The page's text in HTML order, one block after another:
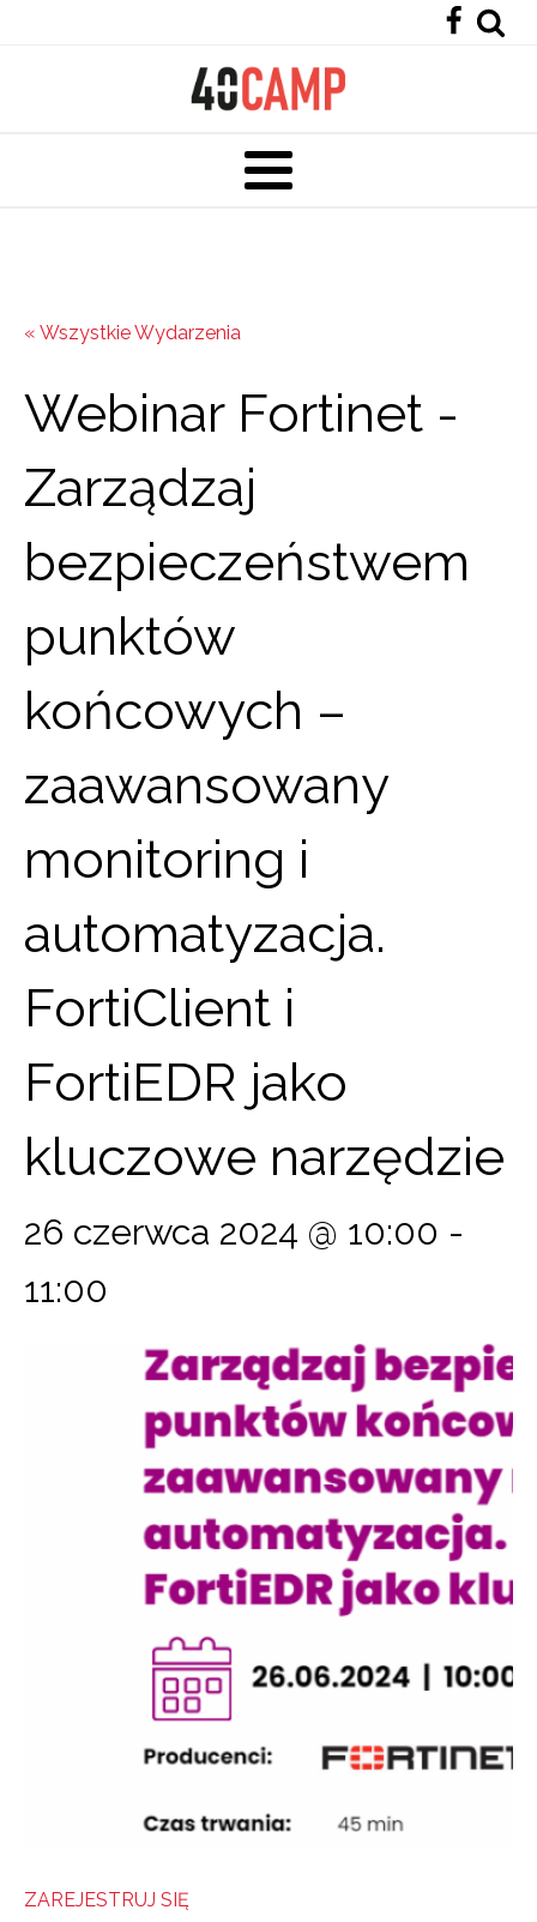
« Wszystkie Wydarzenia
Webinar Fortinet -
Zarządzaj
bezpieczeństwem
punktów
końcowych –
zaawansowany
monitoring i
automatyzacja.
FortiClient i
FortiEDR jako
kluczowe narzędzie
26 czerwca 2024 @ 10:00 -
11:00
ZAREJESTRUJ SIĘ